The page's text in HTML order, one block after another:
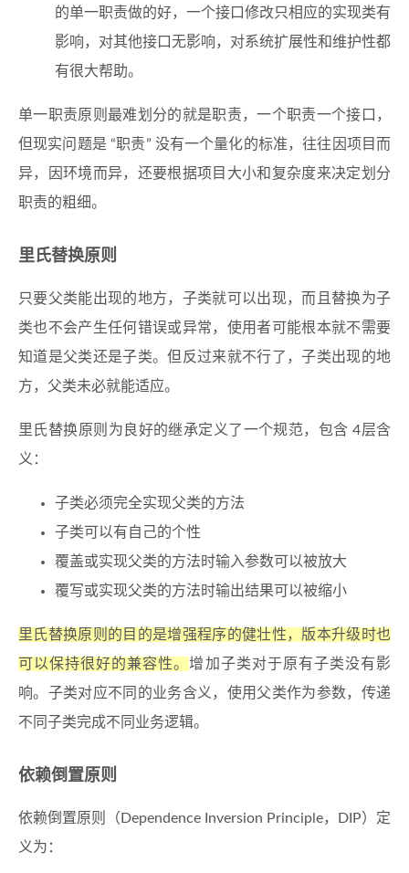
的单一职责做的好，一个接口修改只相应的实现类有
影响，对其他接口无影响，对系统扩展性和维护性都
有很大帮助。
单一职责原则最难划分的就是职责，一个职责一个接口，
但现实问题是 “职责” 没有一个量化的标准，往往因项目而
异，因环境而异，还要根据项目大小和复杂度来决定划分
职责的粗细。
里氏替换原则
只要父类能出现的地方，子类就可以出现，而且替换为子
类也不会产生任何错误或异常，使用者可能根本就不需要
知道是父类还是子类。但反过来就不行了，子类出现的地
方，父类未必就能适应。
里氏替换原则为良好的继承定义了一个规范，包含 4层含
义：
子类必须完全实现父类的方法
子类可以有自己的个性
覆盖或实现父类的方法时输入参数可以被放大
覆写或实现父类的方法时输出结果可以被缩小
里氏替换原则的目的是增强程序的健壮性，版本升级时也
可以保持很好的兼容性。增加子类对于原有子类没有影
响。子类对应不同的业务含义，使用父类作为参数，传递
不同子类完成不同业务逻辑。
依赖倒置原则
依赖倒置原则（Dependence Inversion Principle，DIP）定
义为：